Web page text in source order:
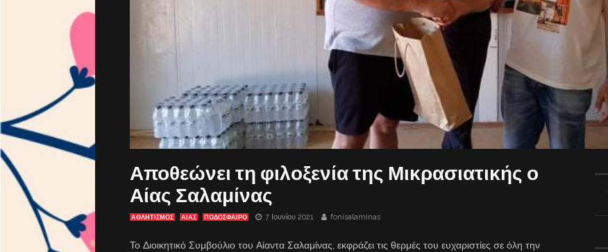
Αποθεώνει τη φιλοξενία της Μικρασιατικής ο
Αίας Σαλαμίνας
ΑΘΛΗΤΙΣΜΟΣ ΑΊΑΣ ΠΟΔΟΣΦΑΙΡΟ 7 Ιουνίου 2021 fonisalaminas
Το Διοικητικό Συμβούλιο του Αίαντα Σαλαμίνας, εκφράζει τις θερμές του ευχαριστίες σε όλη την